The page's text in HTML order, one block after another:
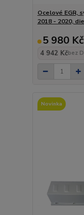
Ocelové EGR,
2018 - 2020,
5 980 Kč
4 942 Kčbez
Novinka